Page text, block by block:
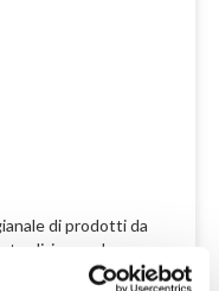
di prodotti da
ed una